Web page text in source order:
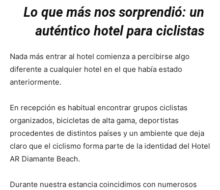
Lo que más nos sorprendió: un
auténtico hotel para ciclistas
Nada más entrar al hotel comienza a percibirse algo
diferente a cualquier hotel en el que había estado
anteriormente.
En recepción es habitual encontrar grupos ciclistas
organizados, bicicletas de alta gama, deportistas
procedentes de distintos países y un ambiente que deja
claro que el ciclismo forma parte de la identidad del Hotel
AR Diamante Beach.
Durante nuestra estancia coincidimos con numerosos